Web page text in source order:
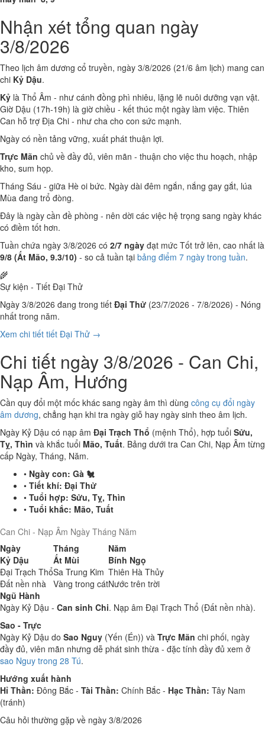
Nhận xét tổng quan ngày
3/8/2026
Theo lịch âm dương cổ truyền, ngày 3/8/2026 (21/6 âm lịch) mang can
chi Kỷ Dậu.
Kỷ là Thổ Âm - như cánh đồng phì nhiêu, lặng lẽ nuôi dưỡng vạn vật.
Giờ Dậu (17h-19h) là giờ chiều - kết thúc một ngày làm việc. Thiên
Can hỗ trợ Địa Chi - như cha cho con sức mạnh.
Ngày có nền tảng vững, xuất phát thuận lợi.
Trực Mãn chủ về đầy đủ, viên mãn - thuận cho việc thu hoạch, nhập
kho, sum họp.
Tháng Sáu - giữa Hè oi bức. Ngày dài đêm ngắn, nắng gay gắt, lúa
Mùa đang trổ đòng.
Đây là ngày cần đề phòng - nên dời các việc hệ trọng sang ngày khác
có điềm tốt hơn.
Tuần chứa ngày 3/8/2026 có 2/7 ngày đạt mức Tốt trở lên, cao nhất là
9/8 (Ất Mão, 9.3/10) - so cả tuần tại bảng điểm 7 ngày trong tuần.
🌾
Sự kiện - Tiết Đại Thử
Ngày 3/8/2026 đang trong tiết Đại Thử (23/7/2026 - 7/8/2026) - Nóng
nhất trong năm.
Xem chi tiết tiết Đại Thử →
Chi tiết ngày 3/8/2026 - Can Chi,
Nạp Âm, Hướng
Cần quy đổi một mốc khác sang ngày âm thì dùng công cụ đổi ngày
âm dương, chẳng hạn khi tra ngày giỗ hay ngày sinh theo âm lịch.
Ngày Kỷ Dậu có nạp âm Đại Trạch Thổ (mệnh Thổ), hợp tuổi Sửu,
Tỵ, Thìn và khắc tuổi Mão, Tuất. Bảng dưới tra Can Chi, Nạp Âm từng
cấp Ngày, Tháng, Năm.
• Ngày con: Gà 🐔
• Tiết khí: Đại Thử
• Tuổi hợp: Sửu, Tỵ, Thìn
• Tuổi khắc: Mão, Tuất
Can Chi - Nạp Âm Ngày Tháng Năm
Ngày
Tháng
Năm
Kỷ Dậu
Ất Mùi
Bính Ngọ
Đại Trạch ThổSa Trung Kim Thiên Hà Thủy
Đất nền nhà Vàng trong cátNước trên trời
Ngũ Hành
Ngày Kỷ Dậu - Can sinh Chi. Nạp âm Đại Trạch Thổ (Đất nền nhà).
Sao - Trực
Ngày Kỷ Dậu do Sao Nguy (Yến (Én)) và Trực Mãn chi phối, ngày
đầy đủ, viên mãn nhưng dễ phát sinh thừa - đặc tính đầy đủ xem ở
sao Nguy trong 28 Tú.
Hướng xuất hành
Hỉ Thần: Đông Bắc - Tài Thần: Chính Bắc - Hạc Thần: Tây Nam
(tránh)
Câu hỏi thường gặp về ngày 3/8/2026